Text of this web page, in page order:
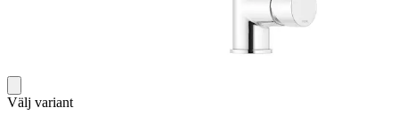
Välj variant